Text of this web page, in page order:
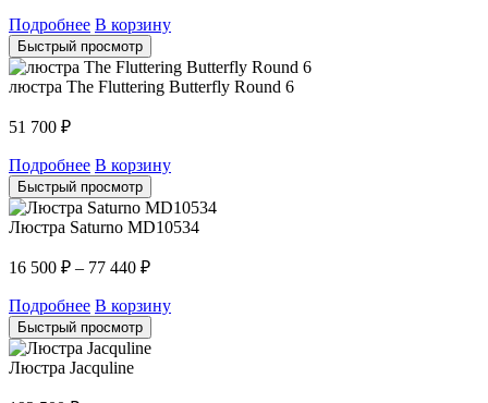
Подробнее В корзину
Быстрый просмотр
люстра The Fluttering Butterfly Round 6
51 700 ₽
Подробнее В корзину
Быстрый просмотр
Люстра Saturno MD10534
16 500 ₽ – 77 440 ₽
Подробнее В корзину
Быстрый просмотр
Люстра Jacquline